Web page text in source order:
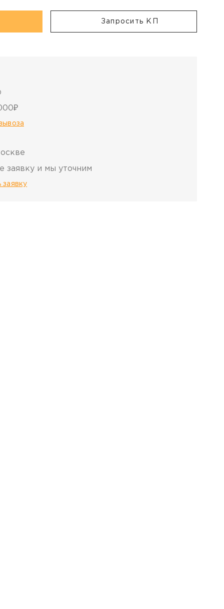
Запросить КП
заявку и мы уточним
заявку